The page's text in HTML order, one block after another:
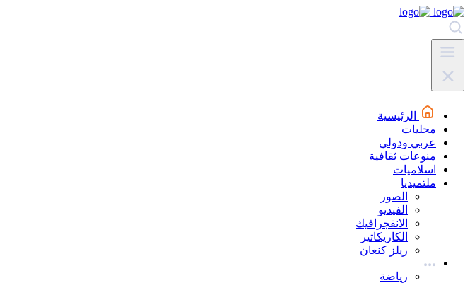
الرئيسية
محليات
عربي ودولي
منوعات ثقافية
اسلاميات
ملتميديا
الصور
الفيديو
الانفجرافيك
الكاريكاتير
ريلز كنعان
رياضة